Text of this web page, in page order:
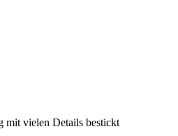
mit vielen Details bestickt